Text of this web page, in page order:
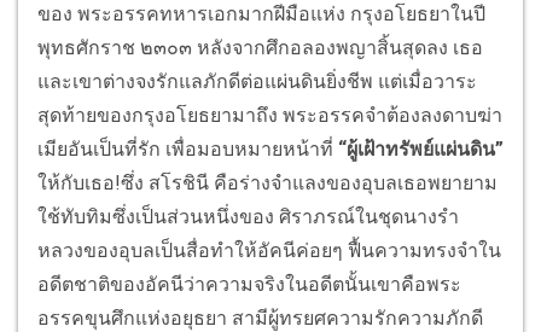
ของ พระอรรคทหารเอกมากฝีมือแห่ง กรุงอโยธยาในปี
พุทธศักราช ๒๓๐๓ หลังจากศึกอลองพญาสิ้นสุดลง เธอ
และเขาต่างจงรักแลภักดีต่อแผ่นดินยิ่งชีพ แต่เมื่อวาระ
สุดท้ายของกรุงอโยธยามาถึง พระอรรคจำต้องลงดาบฆ่า
เมียอันเป็นที่รัก เพื่อมอบหมายหน้าที่ “ผู้เฝ้าทรัพย์แผ่นดิน”
ให้กับเธอ!ซึ่ง สโรชินี คือร่างจำแลงของอุบลเธอพยายาม
ใช้ทับทิมซึ่งเป็นส่วนหนึ่งของ ศิราภรณ์ในชุดนางรำ
หลวงของอุบลเป็นสื่อทำให้อัคนีค่อยๆ ฟื้นความทรงจำใน
อดีตชาติของอัคนีว่าความจริงในอดีตนั้นเขาคือพระ
อรรคขุนศึกแห่งอยุธยา สามีผู้ทรยศความรักความภักดี